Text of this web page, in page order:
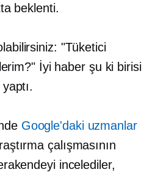
beklenti.
"Tüketici
İyi haber şu ki birisi
Google'daki uzmanlar
çalışmasının
incelediler,